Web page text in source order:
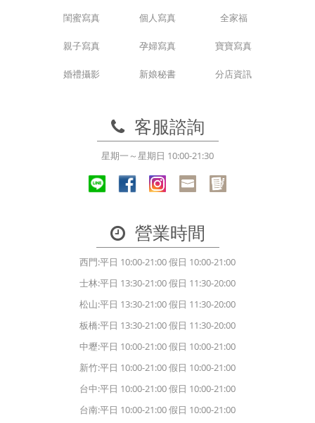
閨蜜寫真 個人寫真 全家福
親子寫真 孕婦寫真 寶寶寫真
婚禮攝影 新娘秘書 分店資訊
客服諮詢
星期一～星期日 10:00-21:30
營業時間
西門:平日 10:00-21:00 假日 10:00-21:00
士林:平日 13:30-21:00 假日 11:30-20:00
松山:平日 13:30-21:00 假日 11:30-20:00
板橋:平日 13:30-21:00 假日 11:30-20:00
中壢:平日 10:00-21:00 假日 10:00-21:00
新竹:平日 10:00-21:00 假日 10:00-21:00
台中:平日 10:00-21:00 假日 10:00-21:00
台南:平日 10:00-21:00 假日 10:00-21:00